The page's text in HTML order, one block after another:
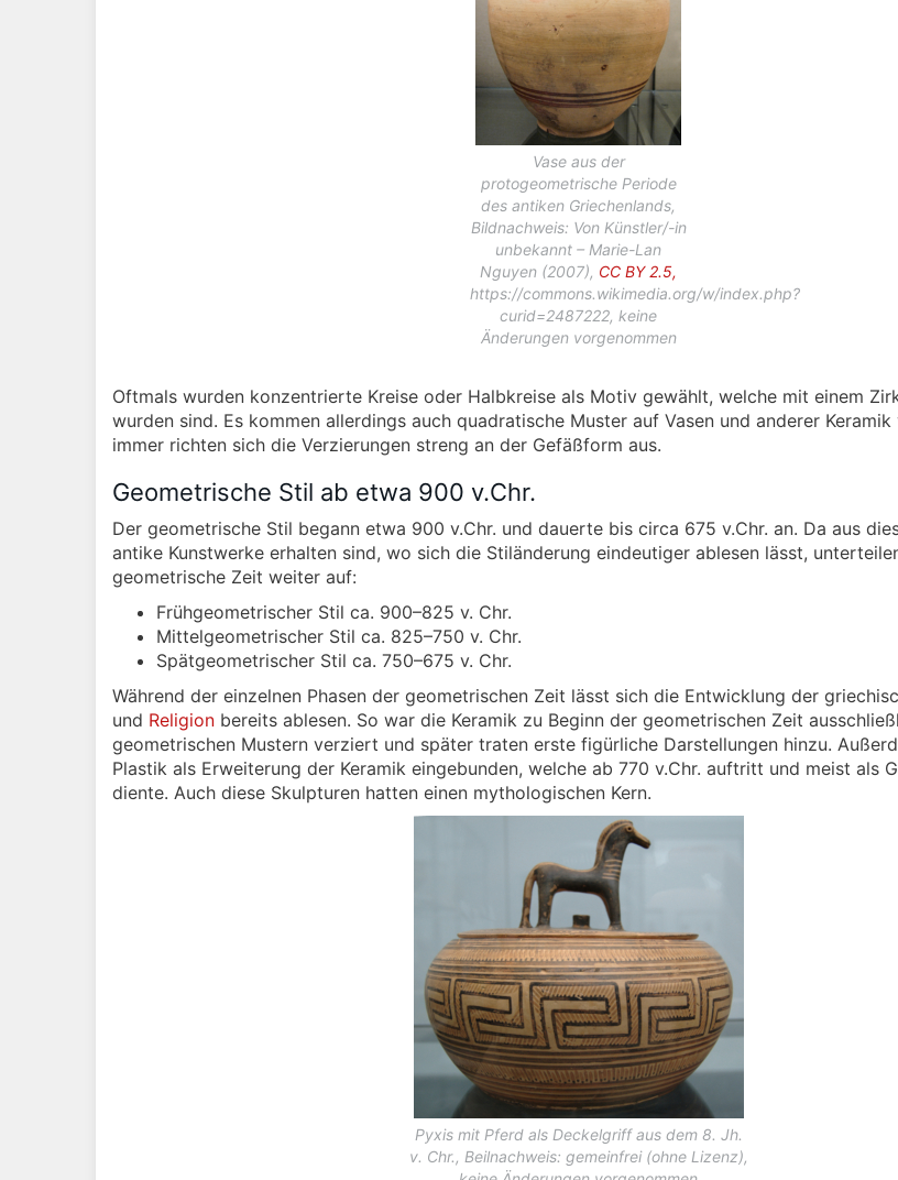
Vase aus der
protogeometrische Periode
des antiken Griechenlands,
Bildnachweis: Von Künstler/-in
unbekannt – Marie-Lan
Nguyen (2007), CC BY 2.5,
https://commons.wikimedia.org/w/index.php?
curid=2487222, keine
Änderungen vorgenommen
Oftmals wurden konzentrierte Kreise oder Halbkreise als Motiv gewählt, welche mit einem
wurden sind. Es kommen allerdings auch quadratische Muster auf Vasen und anderer
immer richten sich die Verzierungen streng an der Gefäßform aus.
Geometrische Stil ab etwa 900 v.Chr.
Der geometrische Stil begann etwa 900 v.Chr. und dauerte bis circa 675 v.Chr. an. Da aus
antike Kunstwerke erhalten sind, wo sich die Stiländerung eindeutiger ablesen lässt,
geometrische Zeit weiter auf:
Frühgeometrischer Stil ca. 900–825 v. Chr.
Mittelgeometrischer Stil ca. 825–750 v. Chr.
Spätgeometrischer Stil ca. 750–675 v. Chr.
Während der einzelnen Phasen der geometrischen Zeit lässt sich die Entwicklung der
und Religion bereits ablesen. So war die Keramik zu Beginn der geometrischen Zeit
geometrischen Mustern verziert und später traten erste figürliche Darstellungen hinzu.
Plastik als Erweiterung der Keramik eingebunden, welche ab 770 v.Chr. auftritt und meist als
diente. Auch diese Skulpturen hatten einen mythologischen Kern.
Pyxis mit Pferd als Deckelgriff aus dem 8. Jh.
v. Chr., Beilnachweis: gemeinfrei (ohne Lizenz),